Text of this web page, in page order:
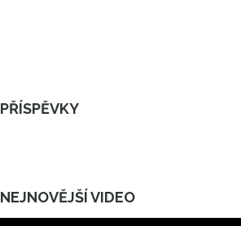
PŘÍSPĚVKY
NEJNOVĚJŠÍ VIDEO